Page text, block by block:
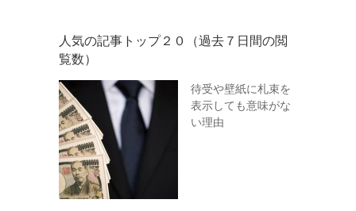
人気の記事トップ２０（過去７日間の閲
覧数）
待受や壁紙に札束を
表示しても意味がな
い理由